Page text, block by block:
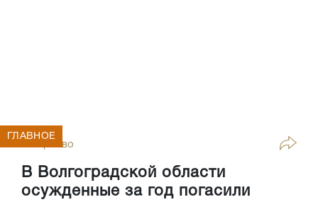
Общество
В Волгоградской области
осужденные за год погасили
ГЛАВНОЕ